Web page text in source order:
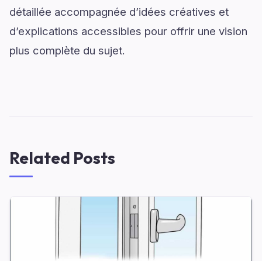
détaillée accompagnée d’idées créatives et
d’explications accessibles pour offrir une vision
plus complète du sujet.
Related Posts